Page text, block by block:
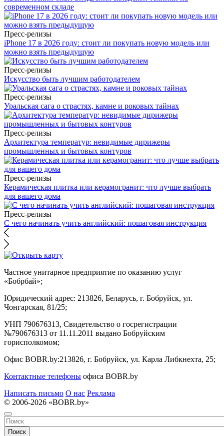
современном складе
Пресс-релизы
iPhone 17 в 2026 году: стоит ли покупать новую модель или
можно взять предыдущую
Пресс-релизы
Искусство быть лучшим работодателем
Пресс-релизы
Уральская сага о страстях, камне и роковых тайнах
Пресс-релизы
Архитектура температур: невидимые дирижеры
промышленных и бытовых контуров
Пресс-релизы
Керамическая плитка или керамогранит: что лучше выбрать
для вашего дома
Пресс-релизы
С чего начинать учить английский: пошаговая инструкция
Частное унитарное предприятие по оказанию услуг
«Бобрбай»;
Юридический адрес: 213826, Беларусь, г. Бобруйск, ул.
Чонгарская, 81/25;
УНП 790676313, Свидетельство о госрегистрации
№790676313 от 11.11.2011 выдано Бобруйским
горисполкомом;
Офис BOBR.by:213826, г. Бобруйск, ул. Карла Либкнехта, 25;
Контактные телефоны офиса BOBR.by
Написать письмо О нас Реклама
© 2006-2026 «BOBR.by»
Поиск